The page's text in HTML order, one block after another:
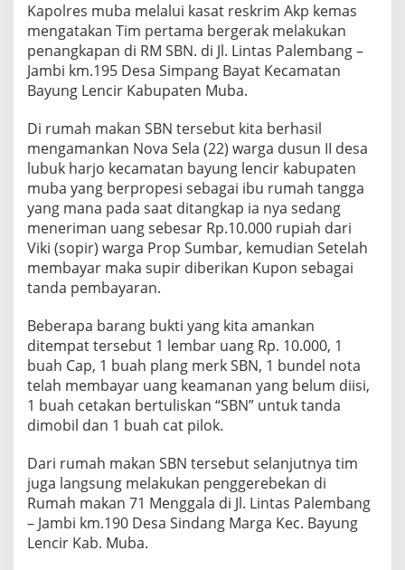
a
l
i
A
m
a
k
n
P
e
l
a
k
u
P
g
l
i
Kapolres muba melalui kasat reskrim Akp kemas
mengatakan Tim pertama bergerak melakukan
penangkapan di RM SBN. di Jl. Lintas Palembang –
Jambi km.195 Desa Simpang Bayat Kecamatan
Bayung Lencir Kabupaten Muba.
Di rumah makan SBN tersebut kita berhasil
mengamankan Nova Sela (22) warga dusun II desa
lubuk harjo kecamatan bayung lencir kabupaten
muba yang berpropesi sebagai ibu rumah tangga
yang mana pada saat ditangkap ia nya sedang
meneriman uang sebesar Rp.10.000 rupiah dari
Viki (sopir) warga Prop Sumbar, kemudian Setelah
membayar maka supir diberikan Kupon sebagai
tanda pembayaran.
Beberapa barang bukti yang kita amankan
ditempat tersebut 1 lembar uang Rp. 10.000, 1
buah Cap, 1 buah plang merk SBN, 1 bundel nota
telah membayar uang keamanan yang belum diisi,
1 buah cetakan bertuliskan “SBN” untuk tanda
dimobil dan 1 buah cat pilok.
Dari rumah makan SBN tersebut selanjutnya tim
juga langsung melakukan penggerebekan di
Rumah makan 71 Menggala di Jl. Lintas Palembang
– Jambi km.190 Desa Sindang Marga Kec. Bayung
Lencir Kab. Muba.